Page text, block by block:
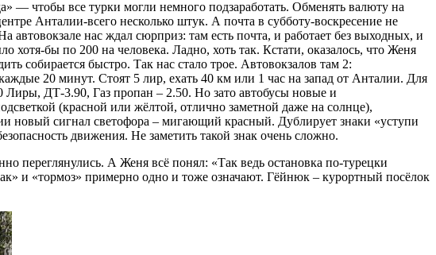
— чтобы все турки могли немного подзаработать. Обменять валюту на
Анталии-всего несколько штук. А почта в субботу-воскресение не
нас ждал сюрприз: там есть почта, и работает без выходных, и
бы по 200 на человека. Ладно, хоть так. Кстати, оказалось, что Женя
собирается быстро. Так нас стало трое. Автовокзалов там 2:
20 минут. Стоят 5 лир, ехать 40 км или 1 час на запад от Анталии. Для
Лиры, ДТ-3.90, Газ пропан – 2.50. Но зато автобусы новые и
(красной или жёлтой, отлично заметной даже на солнце),
новый сигнал светофора – мигающий красный. Дублирует знаки «уступи
движения. Не заметить такой знак очень сложно.
А Женя всё понял: «Так ведь остановка по-турецки
и «тормоз» примерно одно и тоже означают. Гёйнюк – курортный посёлок